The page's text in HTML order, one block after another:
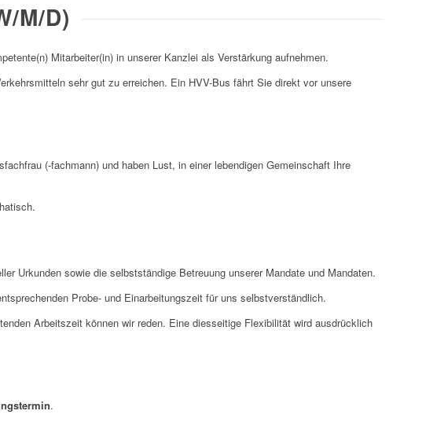
M/D)
Mitarbeiter(in) in unserer Kanzlei als Verstärkung aufnehmen.
sehr gut zu erreichen. Ein HVV-Bus fährt Sie direkt vor unsere
(-fachmann) und haben Lust, in einer lebendigen Gemeinschaft Ihre
Urkunden sowie die selbstständige Betreuung unserer Mandate und Mandaten.
Probe- und Einarbeitungszeit für uns selbstverständlich.
Arbeitszeit können wir reden. Eine diesseitige Flexibilität wird ausdrücklich
.